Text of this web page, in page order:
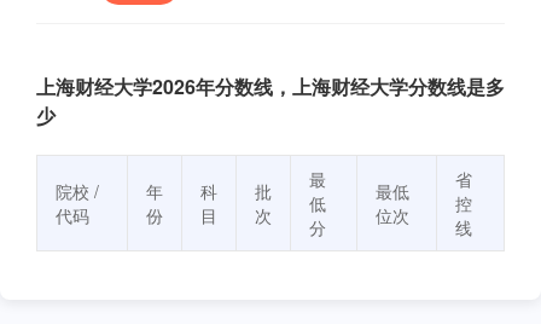
上海财经大学2026年分数线，上海财经大学分数线是多
少
院校 /
代码
年
份
科
目
批
次
最
低
分
最低
位次
省
控
线